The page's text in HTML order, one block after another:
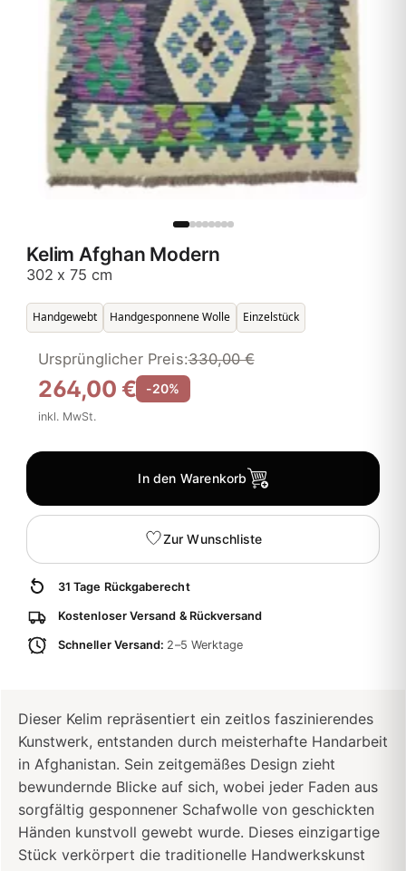
Kelim Afghan Modern
302 x 75 cm
Handgewebt Handgesponnene Wolle Einzelstück
264,00 €
Ursprünglicher Preis:330,00 €
-20%
inkl. MwSt.
In den Warenkorb
Zur Wunschliste
31 Tage Rückgaberecht
Kostenloser Versand & Rückversand
Schneller Versand: 2–5 Werktage
Dieser Kelim repräsentiert ein zeitlos faszinierendes
Kunstwerk, entstanden durch meisterhafte Handarbeit
in Afghanistan. Sein zeitgemäßes Design zieht
bewundernde Blicke auf sich, wobei jeder Faden aus
sorgfältig gesponnener Schafwolle von geschickten
Händen kunstvoll gewebt wurde. Dieses einzigartige
Stück verkörpert die traditionelle Handwerkskunst